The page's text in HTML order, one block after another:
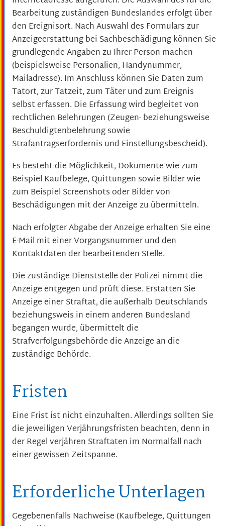
Bearbeitung zuständigen Bundeslandes erfolgt über
den Ereignisort. Nach Auswahl des Formulars zur
Anzeigeerstattung bei Sachbeschädigung können Sie
grundlegende Angaben zu Ihrer Person machen
(beispielsweise Personalien, Handynummer,
Mailadresse). Im Anschluss können Sie Daten zum
Tatort, zur Tatzeit, zum Täter und zum Ereignis
selbst erfassen. Die Erfassung wird begleitet von
rechtlichen Belehrungen (Zeugen- beziehungsweise
Beschuldigtenbelehrung sowie
Strafantragserfordernis und Einstellungsbescheid).
Es besteht die Möglichkeit, Dokumente wie zum
Beispiel Kaufbelege, Quittungen sowie Bilder wie
zum Beispiel Screenshots oder Bilder von
Beschädigungen mit der Anzeige zu übermitteln.
Nach erfolgter Abgabe der Anzeige erhalten Sie eine
E-Mail mit einer Vorgangsnummer und den
Kontaktdaten der bearbeitenden Stelle.
Die zuständige Dienststelle der Polizei nimmt die
Anzeige entgegen und prüft diese. Erstatten Sie
Anzeige einer Straftat, die außerhalb Deutschlands
beziehungsweis in einem anderen Bundesland
begangen wurde, übermittelt die
Strafverfolgungsbehörde die Anzeige an die
zuständige Behörde.
Fristen
Eine Frist ist nicht einzuhalten. Allerdings sollten Sie
die jeweiligen Verjährungsfristen beachten, denn in
der Regel verjähren Straftaten im Normalfall nach
einer gewissen Zeitspanne.
Erforderliche Unterlagen
Gegebenenfalls Nachweise (Kaufbelege, Quittungen